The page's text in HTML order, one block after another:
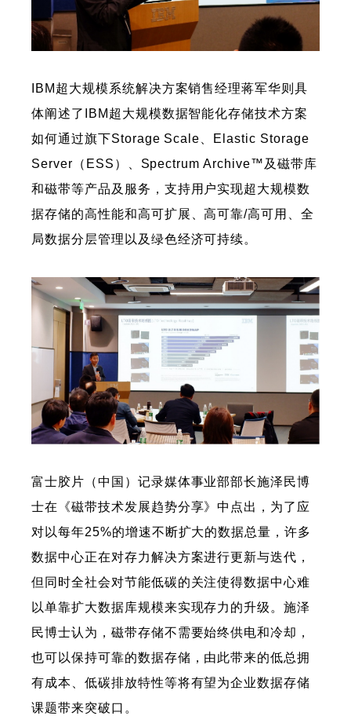
IBM超大规模系统解决方案销售经理蒋军华则具
体阐述了IBM超大规模数据智能化存储技术方案
如何通过旗下Storage Scale、Elastic Storage
Server（ESS）、Spectrum Archive™及磁带库
和磁带等产品及服务，支持用户实现超大规模数
据存储的高性能和高可扩展、高可靠/高可用、全
局数据分层管理以及绿色经济可持续。
富士胶片（中国）记录媒体事业部部长施泽民博
士在《磁带技术发展趋势分享》中点出，为了应
对以每年25%的增速不断扩大的数据总量，许多
数据中心正在对存力解决方案进行更新与迭代，
但同时全社会对节能低碳的关注使得数据中心难
以单靠扩大数据库规模来实现存力的升级。施泽
民博士认为，磁带存储不需要始终供电和冷却，
也可以保持可靠的数据存储，由此带来的低总拥
有成本、低碳排放特性等将有望为企业数据存储
课题带来突破口。